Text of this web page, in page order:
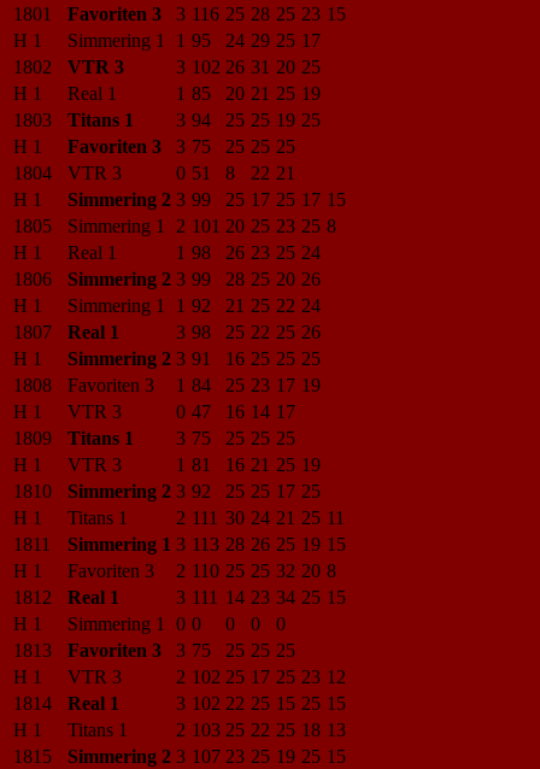
1801
Favoriten 3 3 116 25 28 25 23 15
H 1
Simmering 1 1 95 24 29 25 17
1802
VTR 3 3 102 26 31 20 25
H 1
Real 1 1 85 20 21 25 19
1803
Titans 1 3 94 25 25 19 25
H 1
Favoriten 3 3 75 25 25 25
1804
VTR 3 0 51 8 22 21
H 1
Simmering 2 3 99 25 17 25 17 15
1805
Simmering 1 2 101 20 25 23 25 8
H 1
Real 1 1 98 26 23 25 24
1806
Simmering 2 3 99 28 25 20 26
H 1
Simmering 1 1 92 21 25 22 24
1807
Real 1 3 98 25 22 25 26
H 1
Simmering 2 3 91 16 25 25 25
1808
Favoriten 3 1 84 25 23 17 19
H 1
VTR 3 0 47 16 14 17
1809
Titans 1 3 75 25 25 25
H 1
VTR 3 1 81 16 21 25 19
1810
Simmering 2 3 92 25 25 17 25
H 1
Titans 1 2 111 30 24 21 25 11
1811
Simmering 1 3 113 28 26 25 19 15
H 1
Favoriten 3 2 110 25 25 32 20 8
1812
Real 1 3 111 14 23 34 25 15
H 1
Simmering 1 0 0 0 0
0
1813
Favoriten 3 3 75 25 25 25
H 1
VTR 3 2 102 25 17 25 23 12
1814
Real 1 3 102 22 25 15 25 15
H 1
Titans 1 2 103 25 22 25 18 13
1815
Simmering 2 3 107 23 25 19 25 15